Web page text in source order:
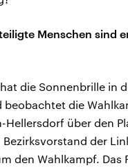
Menschen sind
die Sonnenbrille in
beobachtet die
Hellersdorf über den
Bezirksvorstand der
den Wahlkampf. Das